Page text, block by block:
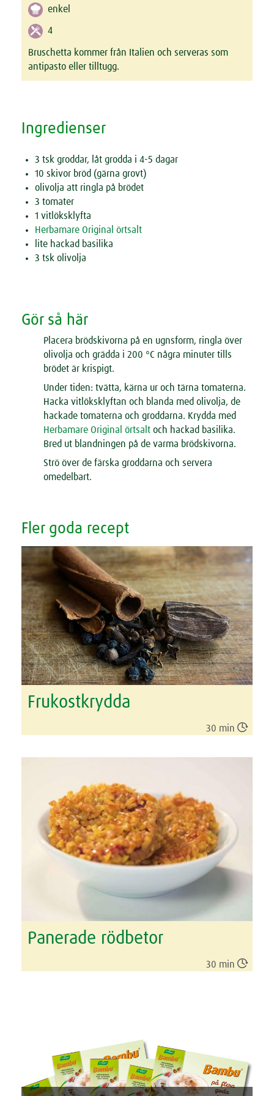
enkel
4
Bruschetta kommer från Italien och serveras som
antipasto eller tilltugg.
Ingredienser
3 tsk groddar, låt grodda i 4-5 dagar
10 skivor bröd (gärna grovt)
olivolja att ringla på brödet
3 tomater
1 vitlöksklyfta
Herbamare Original örtsalt
lite hackad basilika
3 tsk olivolja
Gör så här
Placera brödskivorna på en ugnsform, ringla över
olivolja och grädda i 200 °C några minuter tills
brödet är krispigt.
Under tiden: tvätta, kärna ur och tärna tomaterna.
Hacka vitlöksklyftan och blanda med olivolja, de
hackade tomaterna och groddarna. Krydda med
Herbamare Original örtsalt och hackad basilika.
Bred ut blandningen på de varma brödskivorna.
Strö över de färska groddarna och servera
omedelbart.
Fler goda recept
Frukostkrydda
30 min 
Panerade rödbetor
30 min 